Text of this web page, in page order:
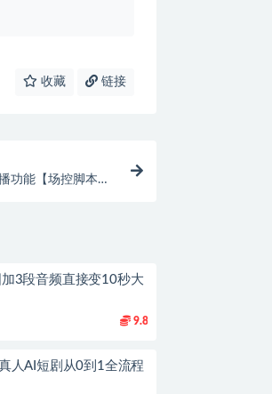
收藏 链接
功能【场控脚本
3段音频直接变10秒大
9.8
人AI短剧从0到1全流程